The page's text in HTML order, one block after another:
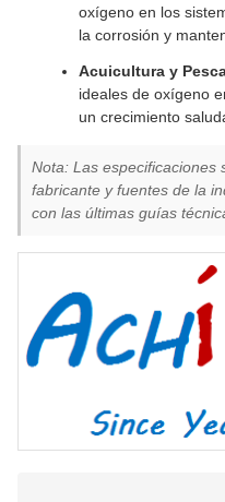
oxígeno en los
la corrosión y
Acuicultura y
ideales de oxígeno
un crecimiento
Nota: Las especificaciones
fabricante y fuentes de la
con las últimas guías